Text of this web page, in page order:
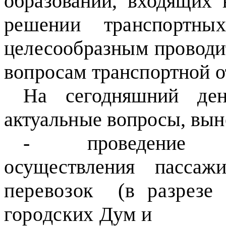
решении
целесообразным
вопросам транспортной
На сегодняшний
актуальные вопросы,
-
осуществления
перевозок (в
городских Дум и